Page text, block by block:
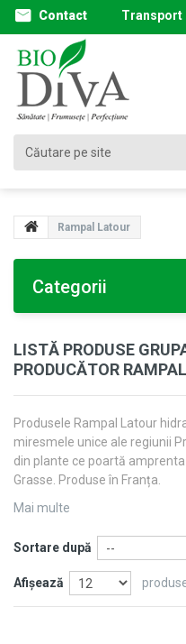
Contact Transport
Rampal Latour
Categorii
LISTĂ PRODUSE
PRODUCĂTOR
Produsele Rampal Latour
miresmele unice ale regiunii
din plante ce poartă
Grasse. Produse în Franța.
Mai multe
Sortare după
Afişează